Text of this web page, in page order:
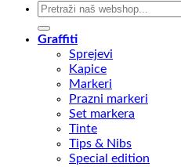
Search
Graffiti
Sprejevi
Kapice
Markeri
Prazni markeri
Set markera
Tinte
Tips & Nibs
Special edition